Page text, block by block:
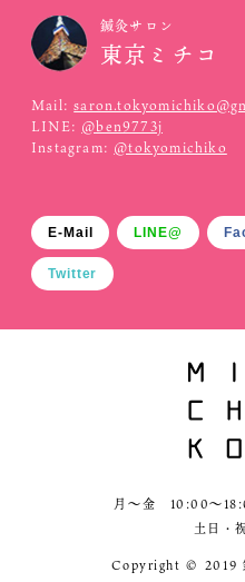
鍼灸サロン
東京ミチコ
Mail:
LINE: @ben9773j
Instagram: @tokyomichiko
E-Mail LINE@
Twitter
月〜金 10:00〜
土日・
Copyright © 2019